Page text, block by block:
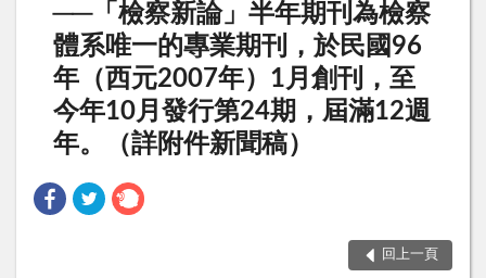
──「檢察新論」半年期刊為檢察
體系唯一的專業期刊，於民國96
年（西元2007年）1月創刊，至
今年10月發行第24期，屆滿12週
年。（詳附件新聞稿）
回上一頁